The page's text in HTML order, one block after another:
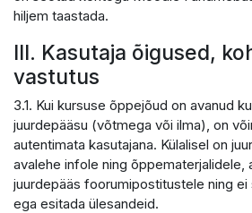
hiljem taastada.
III. Kasutaja õigused,
vastutus
3.1. Kui kursuse õppejõud on avanud
juurdepääsu (võtmega või ilma), on
autentimata kasutajana. Külalisel on
avalehe infole ning õppematerjalidele,
juurdepääs foorumipostitustele ning
ega esitada ülesandeid.